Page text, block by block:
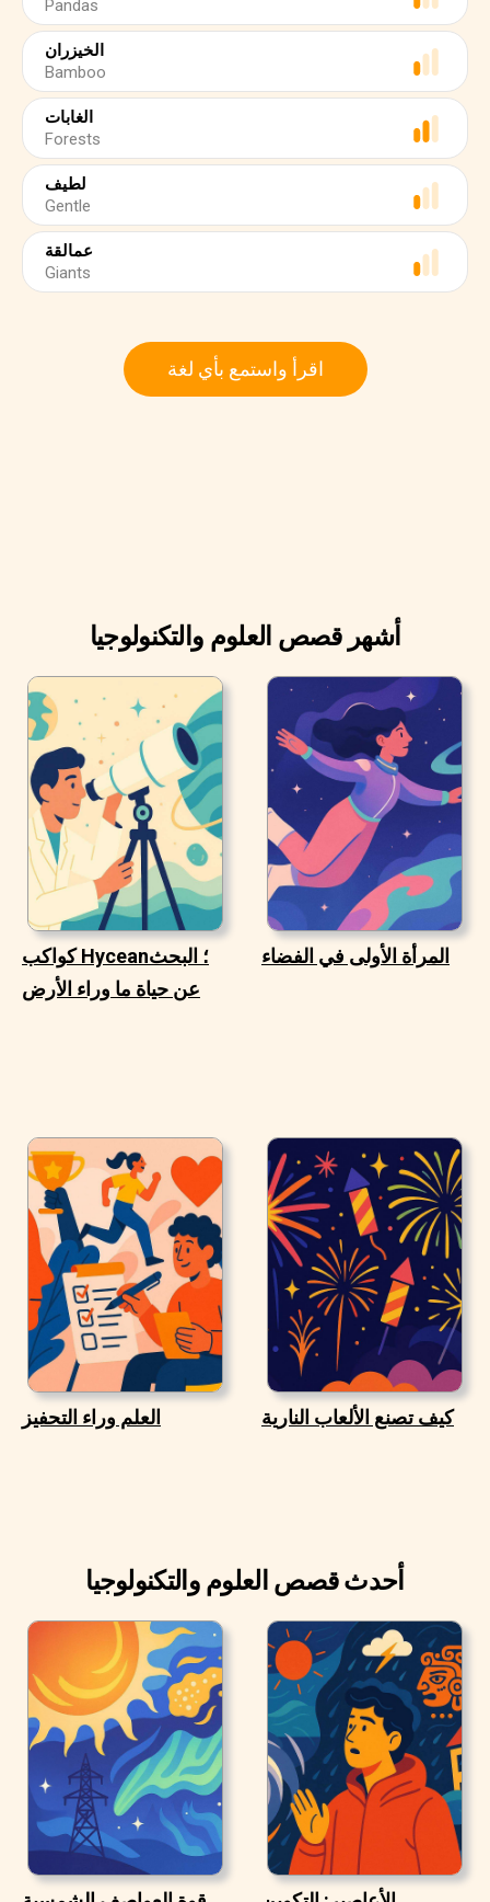
Pandas
الخيزران
Bamboo
الغابات
Forests
لطيف
Gentle
عمالقة
Giants
اقرأ واستمع بأي لغة
أشهر قصص العلوم والتكنولوجيا
كواكب Hycean؛ البحث
عن حياة ما وراء الأرض
المرأة الأولى في الفضاء
العلم وراء التحفيز كيف تصنع الألعاب النارية
أحدث قصص العلوم والتكنولوجيا